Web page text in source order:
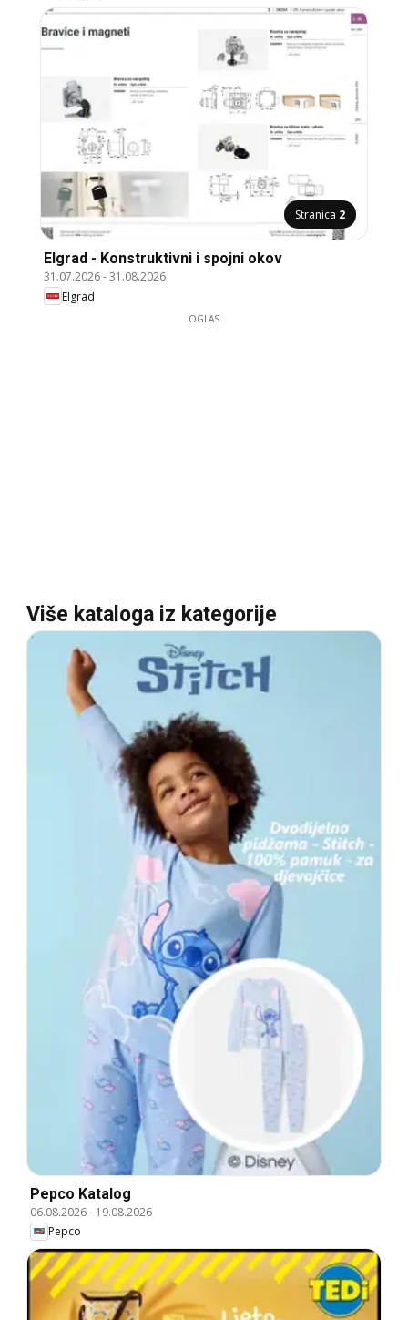
Stranica 2
Elgrad - Konstruktivni i spojni okov
31.07.2026-31.08.2026
Elgrad
OGLAS
Više kataloga iz kategorije
Pepco Katalog
06.08.2026- 19.08.2026
Pepco